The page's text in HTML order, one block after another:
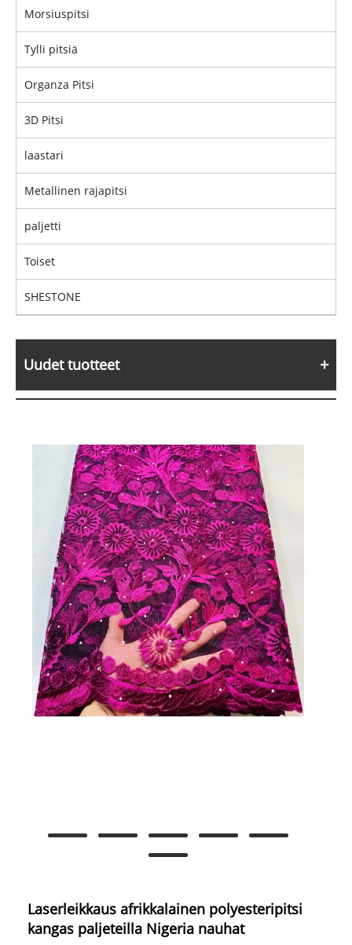
Morsiuspitsi
Tylli pitsiä
Organza Pitsi
3D Pitsi
laastari
Metallinen rajapitsi
paljetti
Toiset
SHESTONE
Uudet tuotteet
Laserleikkaus afrikkalainen polyesteripitsi
kangas paljeteilla Nigeria nauhat